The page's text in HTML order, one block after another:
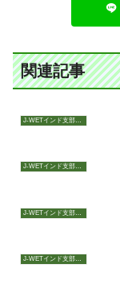
関連記事
J-WETインド支部～ヨガのこころ～
J-WETインド支部～ヨガのこころ～
J-WETインド支部～ヨガのこころ～
J-WETインド支部～ヨガのこころ～